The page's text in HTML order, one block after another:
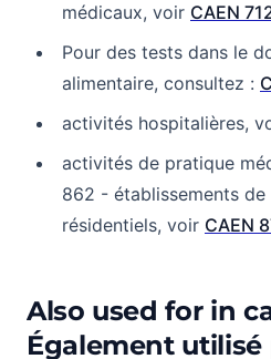
médicaux, voir CAEN
Pour des tests dans le
alimentaire, consultez :
activités hospitalières,
activités de pratique
862 - établissements
résidentiels, voir CAEN
Also used for in
Également